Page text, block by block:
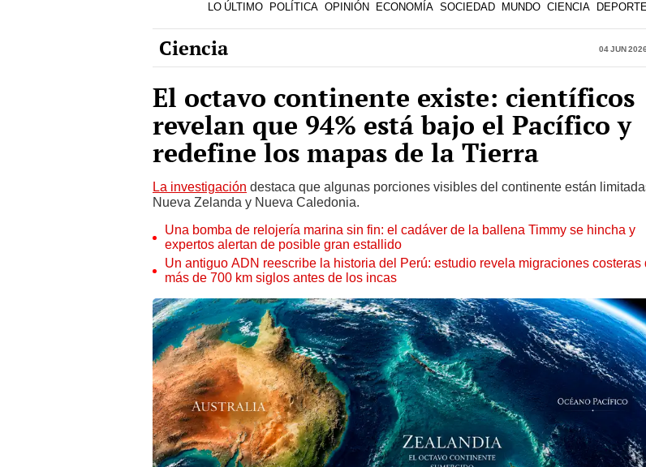
LO ÚLTIMO POLÍTICA OPINIÓN ECONOMÍA SOCIEDAD MUNDO CIENCIA
Ciencia 04 Jun
El octavo continente existe: científicos
revelan que 94% está bajo el Pacífico y
redefine los mapas de la Tierra
La investigación destaca que algunas porciones visibles del continente están
Nueva Zelanda y Nueva Caledonia.
Una bomba de relojería marina sin fin: el cadáver de la ballena Timmy se hincha y
expertos alertan de posible gran estallido
Un antiguo ADN reescribe la historia del Perú: estudio revela migraciones costeras
más de 700 km siglos antes de los incas